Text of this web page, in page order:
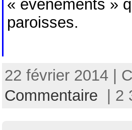
« événements »
paroisses.
22 février 2014 |
Commentaire | 2